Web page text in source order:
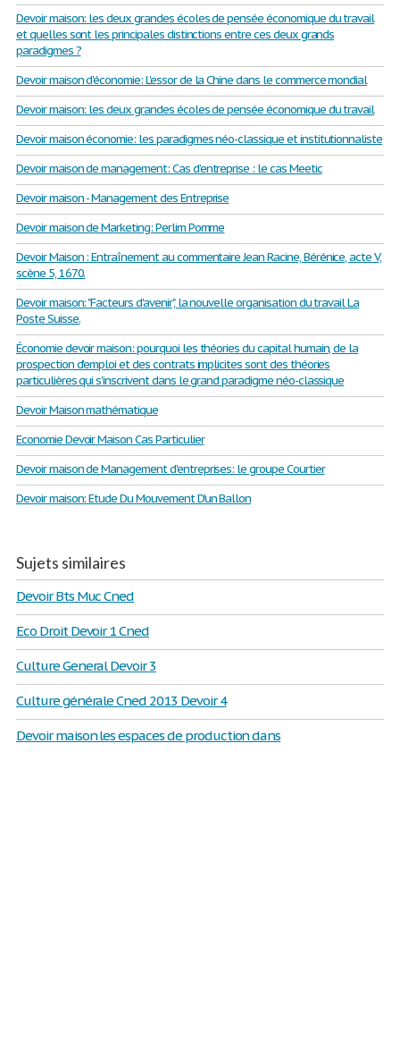
Devoir maison: les deux grandes écoles de pensée économique du travail
et quelles sont les principales distinctions entre ces deux grands
paradigmes ?
Devoir maison d'économie: L'essor de la Chine dans le commerce mondial
Devoir maison: les deux grandes écoles de pensée économique du travail
Devoir maison économie: les paradigmes néo-classique et institutionnaliste
Devoir maison de management: Cas d’entreprise : le cas Meetic
Devoir maison - Management des Entreprise
Devoir maison de Marketing: Perlim Pomme
Devoir Maison : Entraînement au commentaire Jean Racine, Bérénice, acte V,
scène 5, 1670.
Devoir maison: "Facteurs d'avenir", la nouvelle organisation du travail La
Poste Suisse.
Économie devoir maison: pourquoi les théories du capital humain, de la
prospection d'emploi et des contrats implicites sont des théories
particulières qui s'inscrivent dans le grand paradigme néo-classique
Devoir Maison mathématique
Economie Devoir Maison Cas Particulier
Devoir maison de Management d'entreprises: le groupe Courtier
Devoir maison: Etude Du Mouvement D'un Ballon
Sujets similaires
Devoir Bts Muc Cned
Eco Droit Devoir 1 Cned
Culture General Devoir 3
Culture générale Cned 2013 Devoir 4
Devoir maison les espaces de production dans